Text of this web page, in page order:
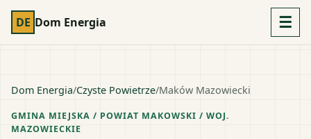
DE Dom Energia ☰
Dom Energia/Czyste Powietrze/Maków Mazowiecki
GMINA MIEJSKA / POWIAT MAKOWSKI / WOJ.
MAZOWIECKIE